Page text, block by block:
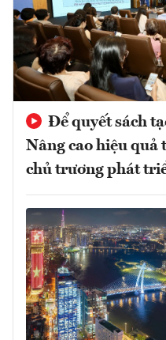
Để quyết sách
Nâng cao hiệu quả
chủ trương phát